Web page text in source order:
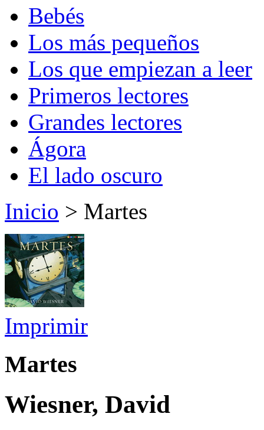
Bebés
Los más pequeños
Los que empiezan a leer
Primeros lectores
Grandes lectores
Ágora
El lado oscuro
Inicio > Martes
Imprimir
Martes
Wiesner, David